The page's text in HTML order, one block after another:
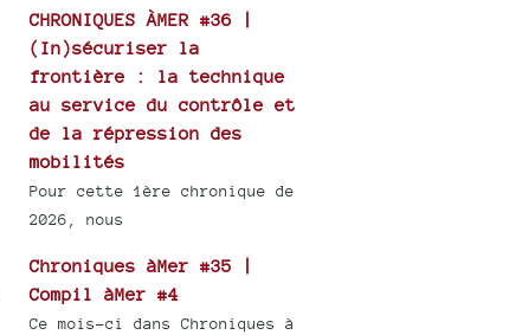
CHRONIQUES ÀMER #36 |
(In)sécuriser la
frontière : la technique
au service du contrôle et
de la répression des
mobilités
Pour cette 1ère chronique de
2026, nous
Chroniques àMer #35 |
Compil àMer #4
Ce mois-ci dans Chroniques à